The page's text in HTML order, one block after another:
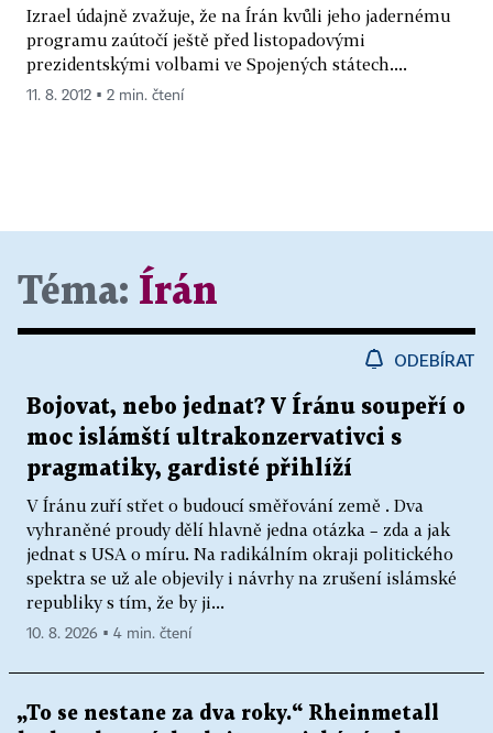
Izrael údajně zvažuje, že na Írán kvůli jeho jadernému
programu zaútočí ještě před listopadovými
prezidentskými volbami ve Spojených státech....
11. 8. 2012 ▪ 2 min. čtení
Téma: Írán
ODEBÍRAT
Bojovat, nebo jednat? V Íránu soupeří o
moc islámští ultrakonzervativci s
pragmatiky, gardisté přihlíží
V Íránu zuří střet o budoucí směřování země . Dva
vyhraněné proudy dělí hlavně jedna otázka – zda a jak
jednat s USA o míru. Na radikálním okraji politického
spektra se už ale objevily i návrhy na zrušení islámské
republiky s tím, že by ji...
10. 8. 2026 ▪ 4 min. čtení
„To se nestane za dva roky.“ Rheinmetall